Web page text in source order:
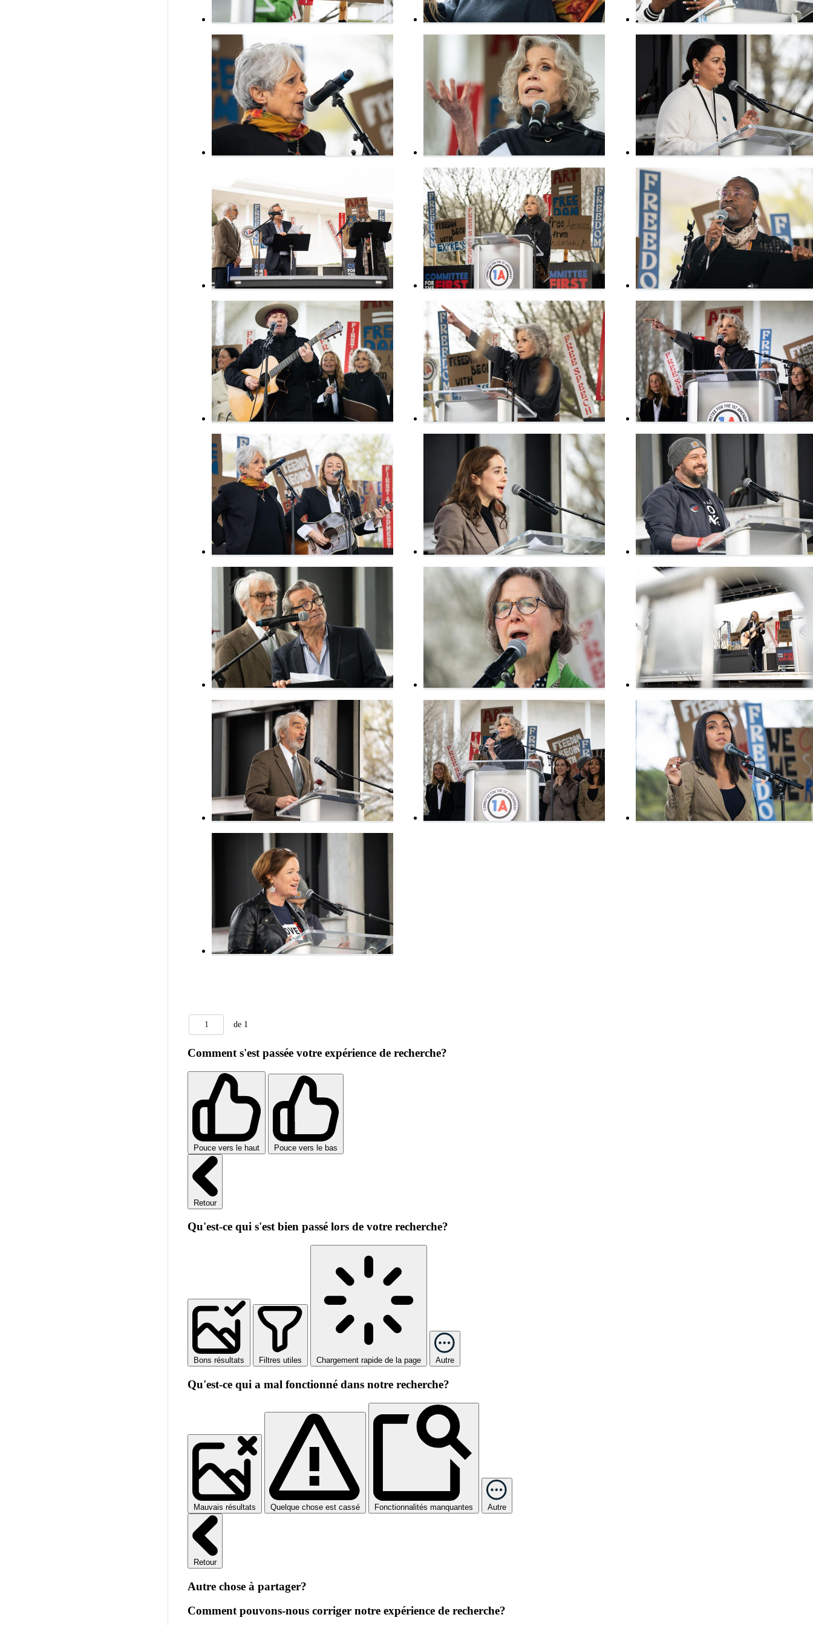
1 de 1
Comment s'est passée votre expérience de recherche?
Pouce vers le haut Pouce vers le bas
Retour
Qu'est-ce qui s'est bien passé lors de votre recherche?
Bons résultats Filtres utiles Chargement rapide de la page Autre
Qu'est-ce qui a mal fonctionné dans notre recherche?
Mauvais résultats Quelque chose est cassé Fonctionnalités manquantes Autre
Retour
Autre chose à partager?
Comment pouvons-nous corriger notre expérience de recherche?